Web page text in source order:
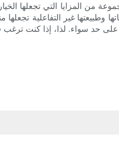
من المزايا التي تجعلها
غير التفاعلية